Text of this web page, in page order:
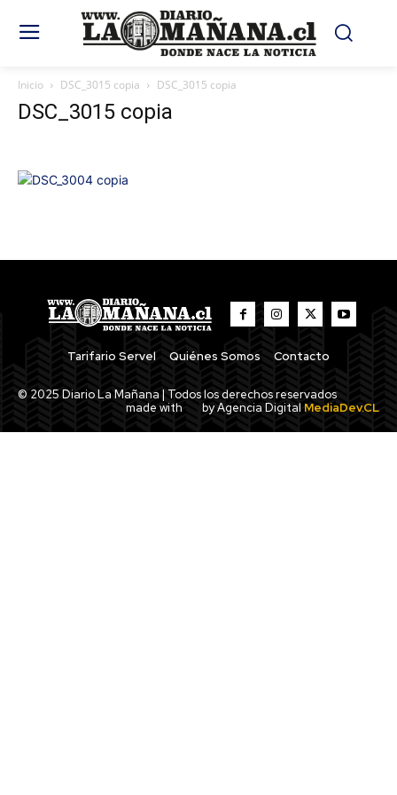
Inicio DSC_3015 copia DSC_3015 copia
DSC_3015 copia
Tarifario Servel Quiénes Somos Contacto
© 2025 Diario La Mañana | Todos los derechos reservados
made with
by Agencia Digital MediaDev.CL